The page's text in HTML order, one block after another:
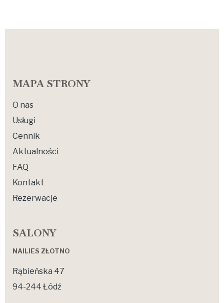
MAPA STRONY
O nas
Usługi
Cennik
Aktualności
FAQ
Kontakt
Rezerwacje
SALONY
NAILIES ZŁOTNO
Rąbieńska 47
94-244 Łódź